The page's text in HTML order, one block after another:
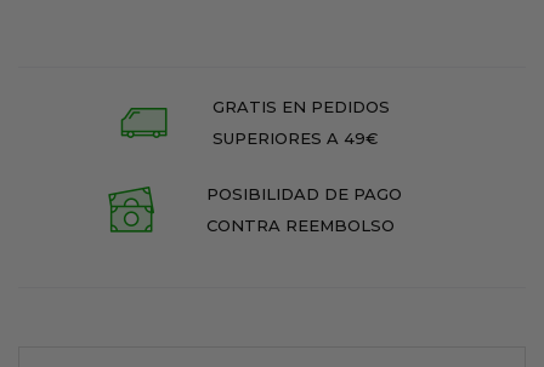
GRATIS EN PEDIDOS
SUPERIORES A 49€
POSIBILIDAD DE PAGO
CONTRA REEMBOLSO